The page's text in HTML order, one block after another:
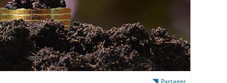
Partager